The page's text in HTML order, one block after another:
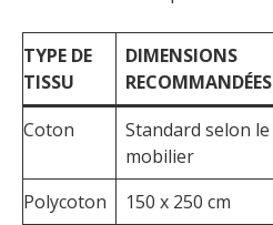
TYPE DE
TISSU
DIMENSIONS
RECOMMANDÉES
Coton
Standard selon le
mobilier
Polycoton 150 x 250 cm